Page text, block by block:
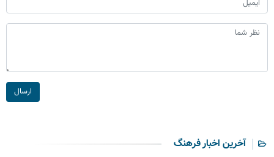
ارسال
آخرین اخبار فرهنگ